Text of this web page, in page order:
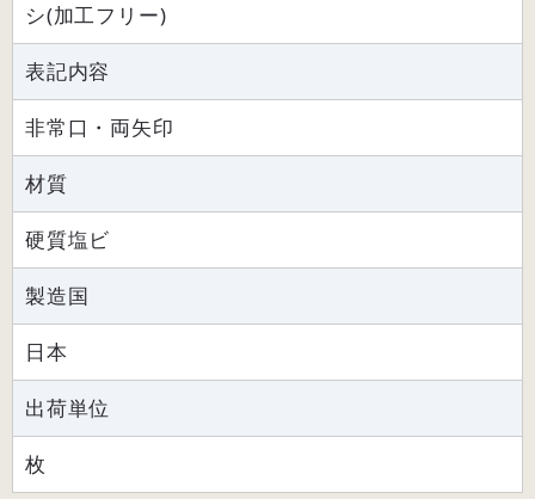
シ(加工フリー)
表記内容
非常口・両矢印
材質
硬質塩ビ
製造国
日本
出荷単位
枚